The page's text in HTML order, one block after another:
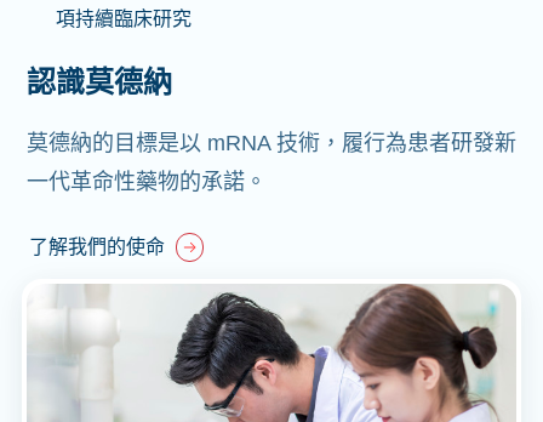
項持續臨床研究
認識莫德納
莫德納的目標是以 mRNA 技術，履行為患者研發新
一代革命性藥物的承諾。
了解我們的使命